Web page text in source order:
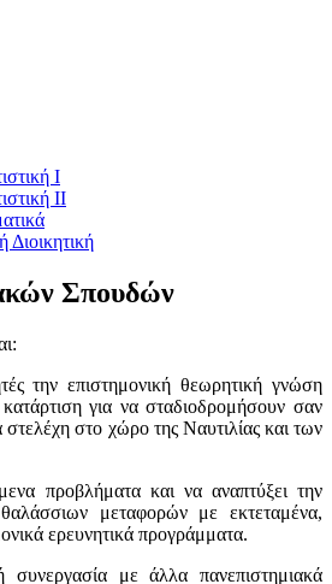
Ι
ΙΙ
Διοικητική
Σπουδών
την επιστημονική θεωρητική γνώση
για να σταδιοδρομήσουν σαν
στελέχη στο χώρο της Ναυτιλίας και των
προβλήματα και να αναπτύξει την
μεταφορών με εκτεταμένα,
ερευνητικά προγράμματα.
συνεργασία με άλλα πανεπιστημιακά